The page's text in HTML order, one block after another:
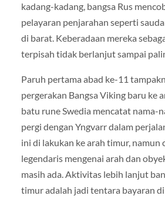
kadang-kadang, bangsa Rus
pelayaran penjarahan seperti
di barat. Keberadaan mereka
terpisah tidak berlanjut sampai
Paruh pertama abad ke-11
pergerakan Bangsa Viking baru ke
batu rune Swedia mencatat nama-
pergi dengan Yngvarr dalam
ini di lakukan ke arah timur, namun
legendaris mengenai arah dan
masih ada. Aktivitas lebih lanjut
timur adalah jadi tentara bayaran